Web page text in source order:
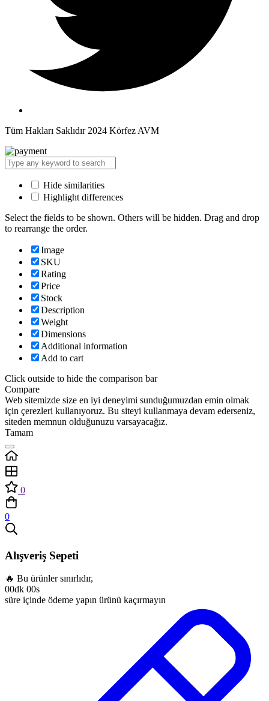
Tüm Hakları Saklıdır 2024 Körfez AVM
Hide similarities
Highlight differences
Select the fields to be shown. Others will be hidden. Drag and drop
to rearrange the order.
Image
SKU
Rating
Price
Stock
Description
Weight
Dimensions
Additional information
Add to cart
Click outside to hide the comparison bar
Compare
Web sitemizde size en iyi deneyimi sunduğumuzdan emin olmak
için çerezleri kullanıyoruz. Bu siteyi kullanmaya devam ederseniz,
siteden memnun olduğunuzu varsayacağız.
Tamam
0
0
Alışveriş Sepeti
🔥 Bu ürünler sınırlıdır,
00dk 00s
süre içinde ödeme yapın ürünü kaçırmayın